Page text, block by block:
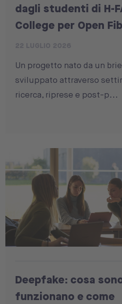
dagli studenti di H-
College per Open
Un progetto nato da un
sviluppato attraverso
ricerca, riprese e post-p...
Deepfake: cosa
funzionano e come